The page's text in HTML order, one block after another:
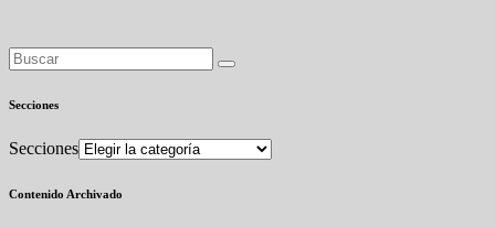
Secciones
Secciones
Contenido Archivado